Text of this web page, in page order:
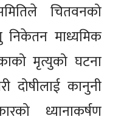
चितवनको
निकेतन माध्यमिक
मृत्युको घटना
दोषीलाई कानुनी
ध्यानाकर्षण